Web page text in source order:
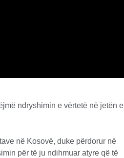
ndryshimin e vërtetë në jetën e
në Kosovë, duke përdorur në
për të ju ndihmuar atyre që të